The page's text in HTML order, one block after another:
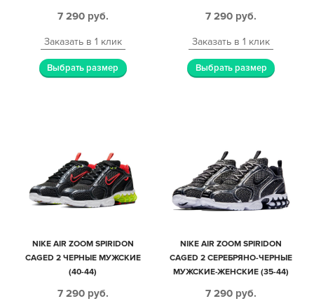
7 290 руб.
Заказать в 1 клик
Выбрать размер
7 290 руб.
Заказать в 1 клик
Выбрать размер
NIKE AIR ZOOM SPIRIDON
CAGED 2 ЧЕРНЫЕ МУЖСКИЕ
(40-44)
7 290 руб.
NIKE AIR ZOOM SPIRIDON
CAGED 2 СЕРЕБРЯНО-ЧЕРНЫЕ
МУЖСКИЕ-ЖЕНСКИЕ (35-44)
7 290 руб.